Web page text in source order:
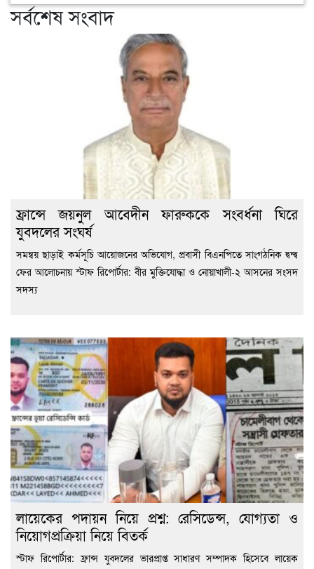
সর্বশেষ সংবাদ
ফ্রান্সে জয়নুল আবেদীন ফারুককে সংবর্ধনা ঘিরে
যুবদলের সংঘর্ষ
সমন্বয় ছাড়াই কর্মসূচি আয়োজনের অভিযোগ, প্রবাসী বিএনপিতে সাংগঠনিক দ্বন্দ্ব
ফের আলোচনায় স্টাফ রিপোর্টার: বীর মুক্তিযোদ্ধা ও নোয়াখালী-২ আসনের সংসদ
সদস্য
লায়েকের পদায়ন নিয়ে প্রশ্ন: রেসিডেন্স, যোগ্যতা ও
নিয়োগপ্রক্রিয়া নিয়ে বিতর্ক
স্টাফ রিপোর্টার: ফ্রান্স যুবদলের ভারপ্রাপ্ত সাধারণ সম্পাদক হিসেবে লায়েক